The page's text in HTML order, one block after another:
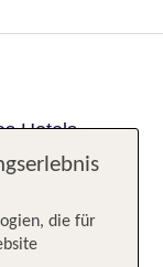
Hotels
und
Bay und The
Ein
die für